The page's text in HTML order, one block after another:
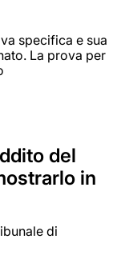
specifica e sua
La prova per
del
in
di